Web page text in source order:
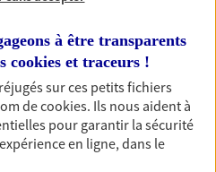
à être transparents
cookies et traceurs !
sur ces petits fichiers
decookies. Ils nous aident à
pour garantir la sécurité
en ligne, dans le